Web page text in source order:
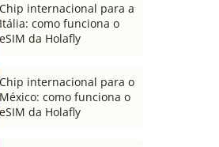
Chip internacional para a
Itália: como funciona o
eSIM da Holafly
Chip internacional para o
México: como funciona o
eSIM da Holafly